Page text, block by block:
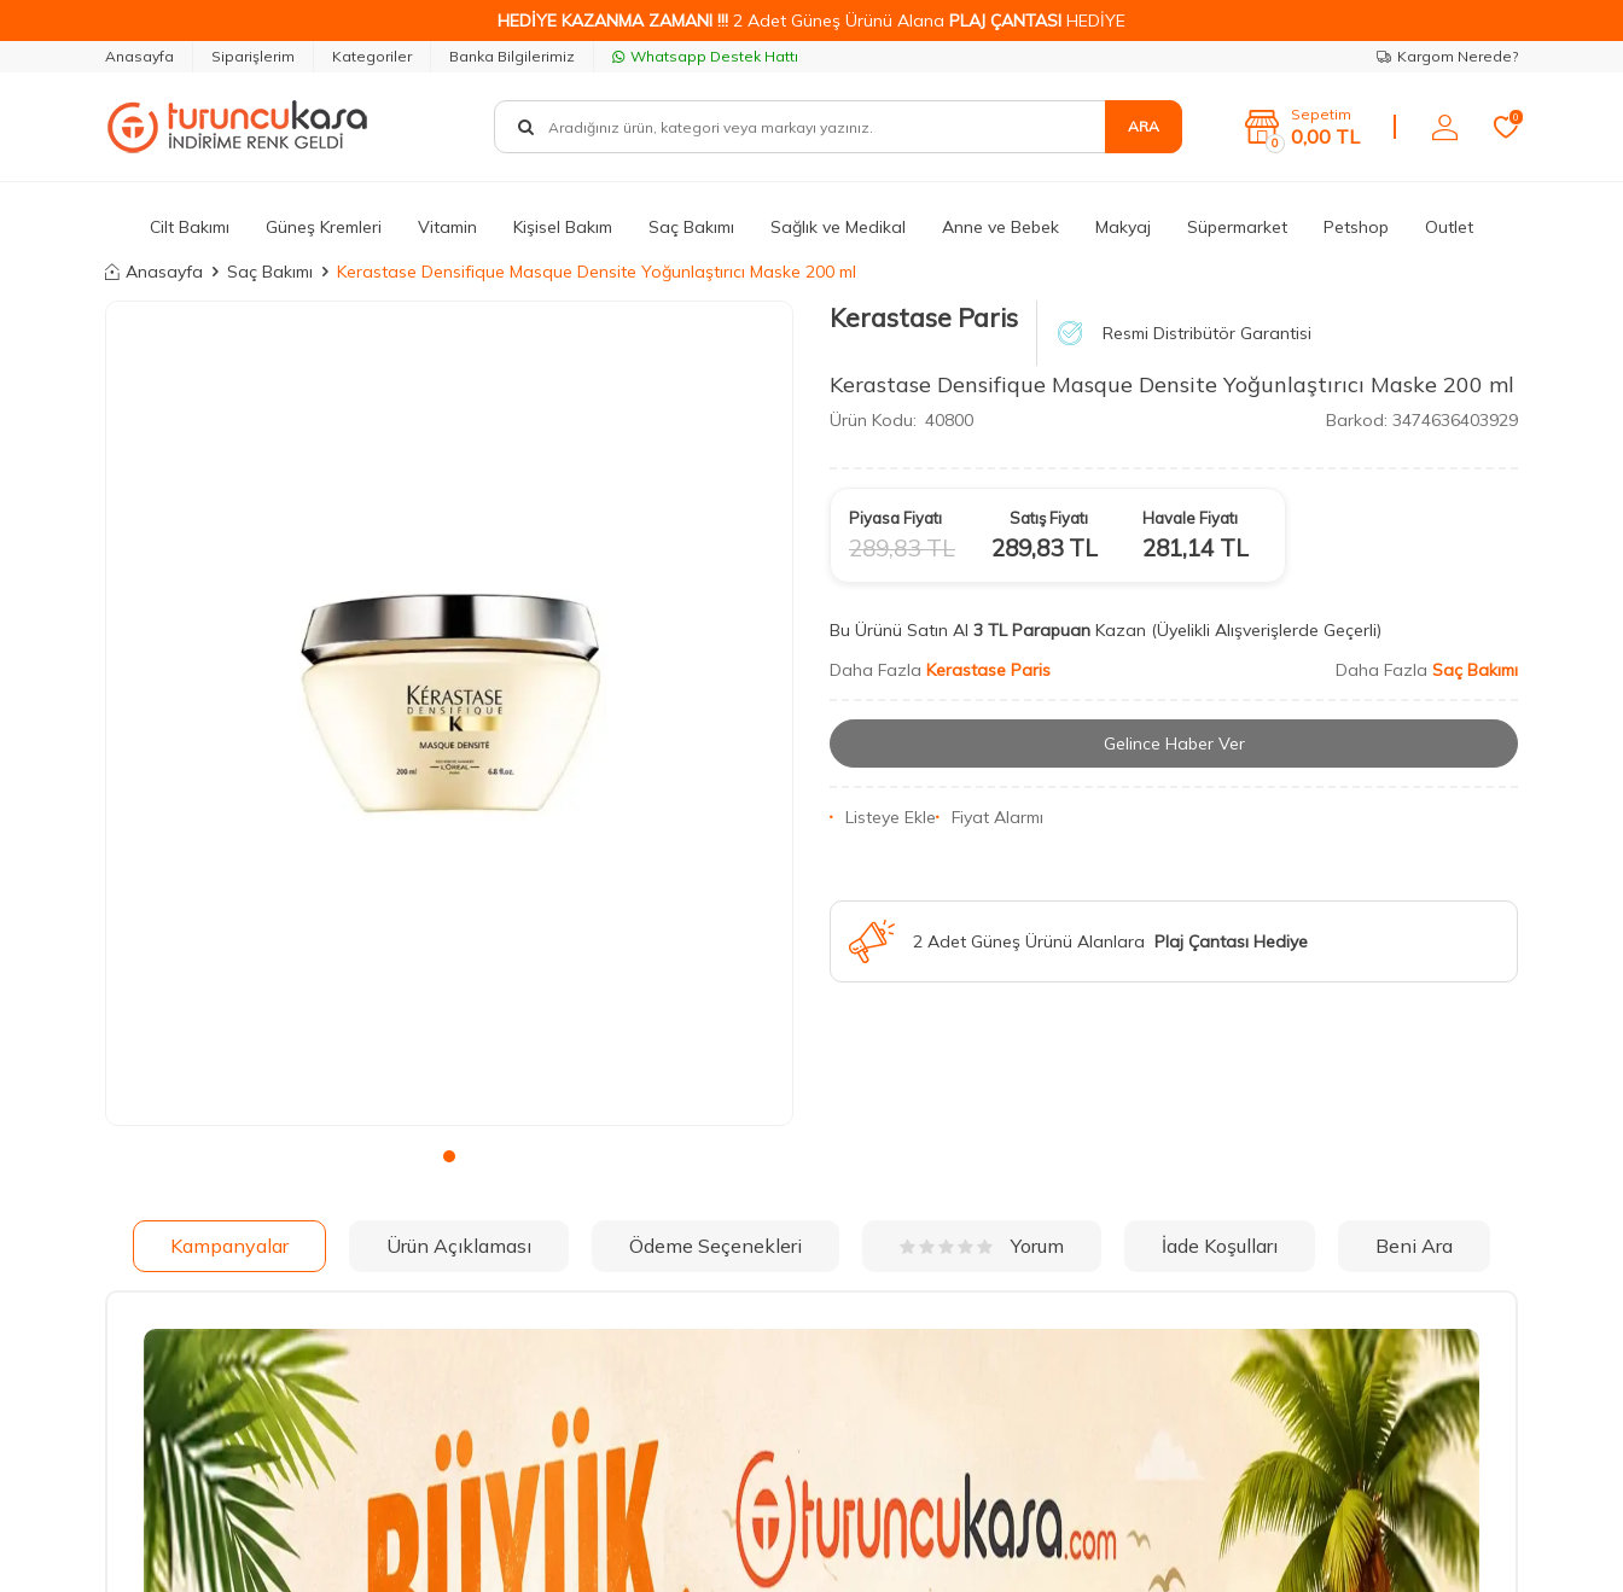
HEDİYE KAZANMA ZAMANI !!! 2 Adet Güneş Ürünü Alana PLAJ ÇANTASI HEDİYE
Anasayfa Siparişlerim Kategoriler Banka Bilgilerimiz Whatsapp Destek Hattı Kargom Nerede?
ARA
0
Sepetim
0,00 TL
0
Cilt Bakımı Güneş Kremleri Vitamin Kişisel Bakım Saç Bakımı Sağlık ve Medikal Anne ve Bebek Makyaj Süpermarket Petshop Outlet
Anasayfa Saç Bakımı Kerastase Densifique Masque Densite Yoğunlaştırıcı Maske 200 ml
Kerastase Paris Resmi Distribütör Garantisi
Kerastase Densifique Masque Densite Yoğunlaştırıcı Maske 200 ml
Ürün Kodu: 40800 Barkod: 3474636403929
Piyasa Fiyatı
289,83TL
Satış Fiyatı
289,83TL
Havale Fiyatı
281,14TL
Bu Ürünü Satın Al 3 TL Parapuan Kazan (Üyelikli Alışverişlerde Geçerli)
Daha Fazla Kerastase Paris Daha Fazla Saç Bakımı
Gelince Haber Ver
Listeye Ekle Fiyat Alarmı
2 Adet Güneş Ürünü Alanlara Plaj Çantası Hediye
Kampanyalar Ürün Açıklaması Ödeme Seçenekleri Yorum İade Koşulları Beni Ara